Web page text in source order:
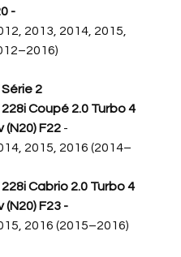
-
2013, 2014, 2015,
Série 2
228i Coupé 2.0 Turbo 4
(N20) F22 -
2015, 2016 (2014–
228i Cabrio 2.0 Turbo 4
(N20) F23 -
2016 (2015–2016)